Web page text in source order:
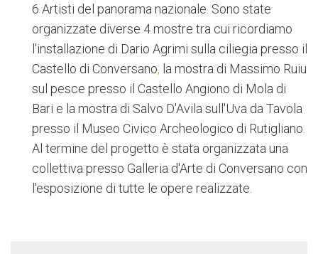
6 Artisti del panorama nazionale. Sono state
organizzate diverse 4 mostre tra cui ricordiamo
l'installazione di Dario Agrimi sulla ciliegia presso il
Castello di Conversano, la mostra di Massimo Ruiu
sul pesce presso il Castello Angiono di Mola di
Bari e la mostra di Salvo D'Avila sull'Uva da Tavola
presso il Museo Civico Archeologico di Rutigliano.
Al termine del progetto è stata organizzata una
collettiva presso Galleria d'Arte di Conversano con
l'esposizione di tutte le opere realizzate.